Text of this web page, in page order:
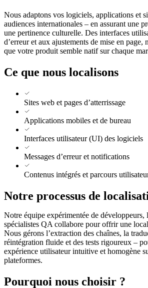
Nous adaptons vos logiciels, applications et
audiences internationales – en assurant une
une pertinence culturelle. Des interfaces
d’erreur et aux ajustements de mise en page,
que votre produit semble natif sur chaque
Ce que nous localisons
Sites web et pages d’atterrissage
Applications mobiles et de bureau
Interfaces utilisateur (UI) des logiciels
Messages d’erreur et notifications
Contenus intégrés et parcours
Notre processus de
Notre équipe expérimentée de développeurs,
spécialistes QA collabore pour offrir une
Nous gérons l’extraction des chaînes, la
réintégration fluide et des tests rigoureux –
expérience utilisateur intuitive et homogène
plateformes.
Pourquoi nous choisir ?